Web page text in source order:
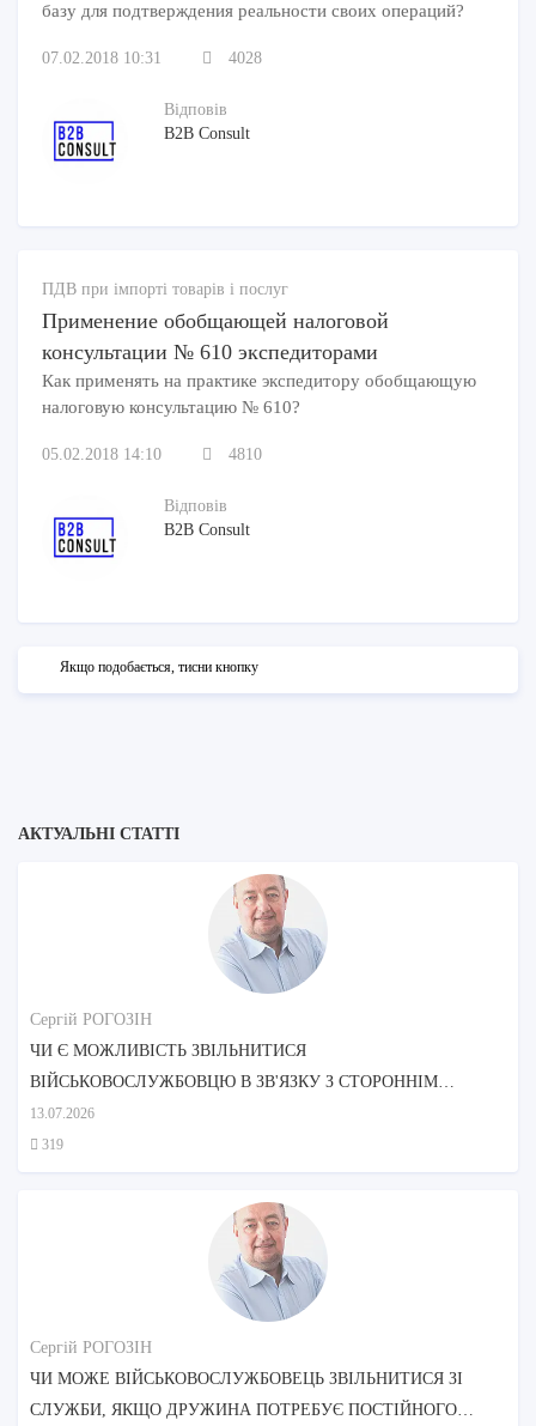
АКТУАЛЬНІ СТАТТІ
Сергій РОГОЗІН
ЧИ Є МОЖЛИВІСТЬ ЗВІЛЬНИТИСЯ
ВІЙСЬКОВОСЛУЖБОВЦЮ В ЗВ'ЯЗКУ З СТОРОННІМ
ДОГЛЯДОМ МАТЕРІ?
13.07.2026
319
Сергій РОГОЗІН
ЧИ МОЖЕ ВІЙСЬКОВОСЛУЖБОВЕЦЬ ЗВІЛЬНИТИСЯ ЗІ
СЛУЖБИ, ЯКЩО ДРУЖИНА ПОТРЕБУЄ ПОСТІЙНОГО
базу для подтверждения реальности своих операций?
07.02.2018 10:31 4028
Відповів
B2B Consult
ПДВ при імпорті товарів і послуг
Применение обобщающей налоговой
консультации № 610 экспедиторами
Как применять на практике экспедитору обобщающую
налоговую консультацию № 610?
05.02.2018 14:10 4810
Відповів
B2B Consult
Якщо подобається, тисни кнопку